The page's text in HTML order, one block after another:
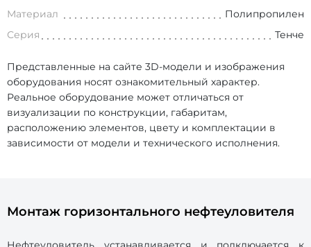
Материал
Полипропилен
Серия
Тенче
Представленные на сайте 3D-модели и изображения
оборудования носят ознакомительный характер.
Реальное оборудование может отличаться от
визуализации по конструкции, габаритам,
расположению элементов, цвету и комплектации в
зависимости от модели и технического исполнения.
Монтаж горизонтального нефтеуловителя